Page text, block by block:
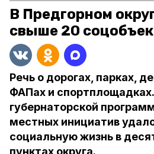
В Предгорном
свыше 20
Речь о дорогах, парках,
ФАПах и
губернаторской
местных инициатив
социальную жизнь в
пунктах округа.